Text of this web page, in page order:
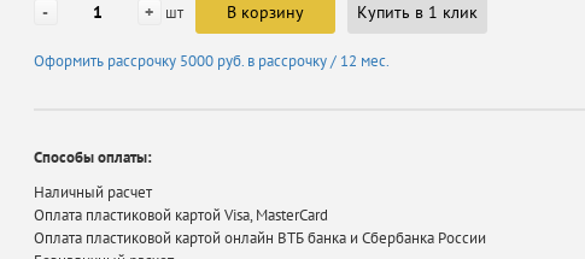
- + шт В корзину Купить в 1 клик
Оформить рассрочку 5000 руб. в рассрочку / 12 мес.
Способы оплаты:
Наличный расчет
Оплата пластиковой картой Visa, MasterCard
Оплата пластиковой картой онлайн ВТБ банка и Сбербанка России